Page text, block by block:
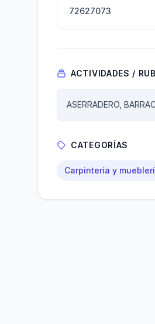
72627073
ACTIVIDADES /
ASERRADERO,
CATEGORÍAS
Carpintería y